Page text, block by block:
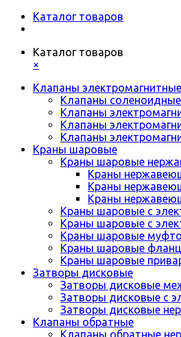
Каталог товаров
Каталог товаров
×
Клапаны электромагнитные
Клапаны
Клапаны
Клапаны
Клапаны
Краны шаровые
Краны шаровые
Краны
Краны
Краны
Краны шаровые с
Краны шаровые с
Краны шаровые
Краны шаровые
Краны шаровые
Затворы дисковые
Затворы дисковые
Затворы дисковые с
Затворы дисковые
Клапаны обратные
Клапаны обратные